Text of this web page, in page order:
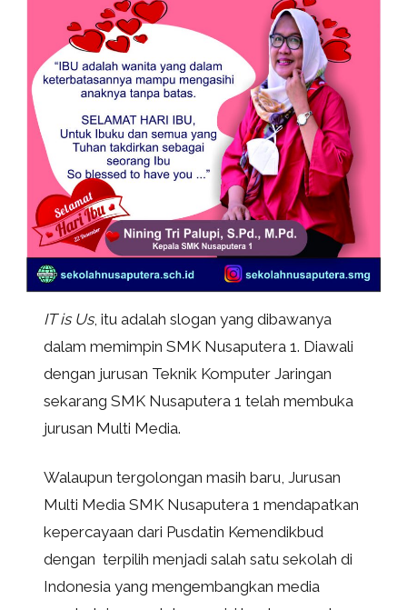
IT is Us, itu adalah slogan yang dibawanya
dalam memimpin SMK Nusaputera 1. Diawali
dengan jurusan Teknik Komputer Jaringan
sekarang SMK Nusaputera 1 telah membuka
jurusan Multi Media.
Walaupun tergolongan masih baru, Jurusan
Multi Media SMK Nusaputera 1 mendapatkan
kepercayaan dari Pusdatin Kemendikbud
dengan terpilih menjadi salah satu sekolah di
Indonesia yang mengembangkan media